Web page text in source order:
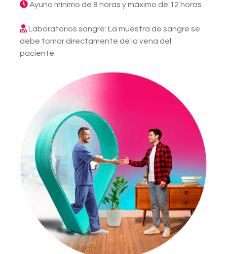
Ayuno mínimo de 8 horas y máximo de 12 horas
Laboratorios sangre: La muestra de sangre se
debe tomar directamente de la vena del
paciente.